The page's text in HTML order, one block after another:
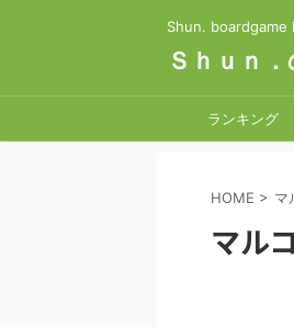
Shun. boardgame
Ｓｈｕｎ
ランキング
HOME > マ
マル